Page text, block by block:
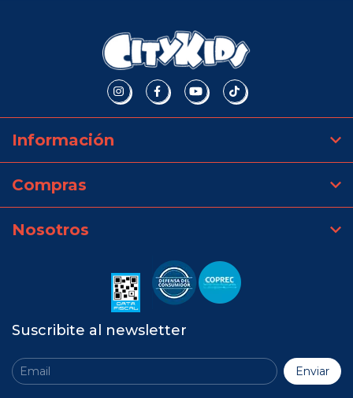
Información
Compras
Nosotros
Suscribite al newsletter